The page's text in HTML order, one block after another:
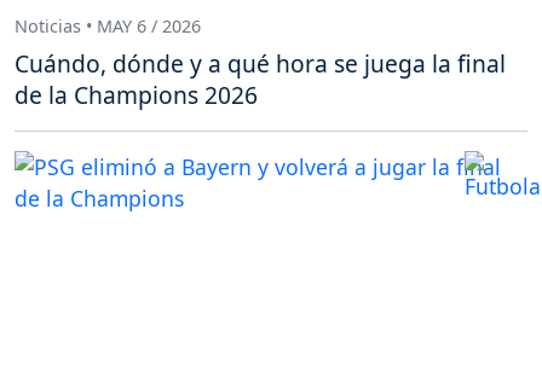
Noticias • MAY 6 / 2026
Cuándo, dónde y a qué hora se juega la final
de la Champions 2026